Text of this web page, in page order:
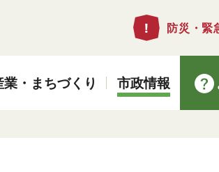
防災・緊
業・まちづくり 市政情報